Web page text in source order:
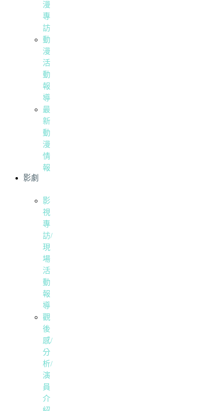
漫
專
訪
動
漫
活
動
報
導
最
新
動
漫
情
報
影劇
影
視
專
訪/
現
場
活
動
報
導
觀
後
感/
分
析/
演
員
介